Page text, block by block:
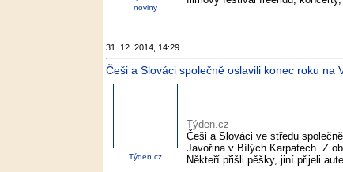
noviny
31. 12. 2014, 14:29
Češi a Slováci společně oslavili konec roku na
Týden.cz
Týden.cz
Češi a Slováci ve středu
Javořina v Bílých Karpatech. Z
Někteří přišli pěšky, jiní přijeli